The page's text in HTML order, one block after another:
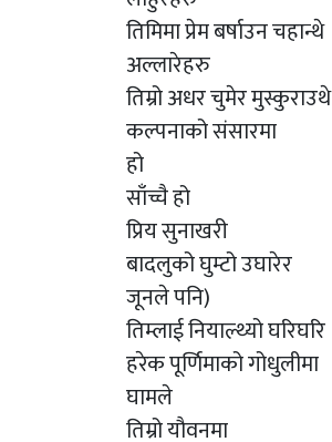
तिमिमा प्रेम बर्षाउन चहान्थे
अल्लारेहरु
तिम्रो अधर चुमेर मुस्कुराउथे
कल्पनाको संसारमा
हो
साँच्चै हो
प्रिय सुनाखरी
बादलुको घुम्टो उघारेर
जूनले पनि)
तिम्लाई नियाल्थ्यो घरिघरि
हरेक पूर्णिमाको गोधुलीमा
घामले
तिम्रो यौवनमा